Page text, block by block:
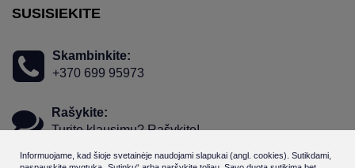
SUSISIEKITE
Skambinkite:
+370 699 95973
Rašykite:
Turite klausimų? Rašykite!
Informuojame, kad šioje svetainėje naudojami slapukai (angl. cookies). Sutikdami,